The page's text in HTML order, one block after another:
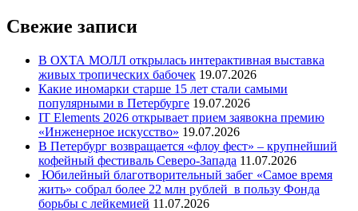
Свежие записи
В ОХТА МОЛЛ открылась интерактивная выставка
живых тропических бабочек 19.07.2026
Какие иномарки старше 15 лет стали самыми
популярными в Петербурге 19.07.2026
IT Elements 2026 открывает прием заявокна премию
«Инженерное искусство» 19.07.2026
В Петербург возвращается «флоу фест» – крупнейший
кофейный фестиваль Северо-Запада 11.07.2026
Юбилейный благотворительный забег «Самое время
жить» собрал более 22 млн рублей в пользу Фонда
борьбы с лейкемией 11.07.2026